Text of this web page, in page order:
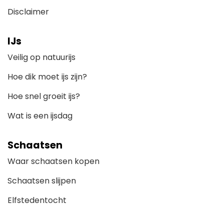
Disclaimer
IJs
Veilig op natuurijs
Hoe dik moet ijs zijn?
Hoe snel groeit ijs?
Wat is een ijsdag
Schaatsen
Waar schaatsen kopen
Schaatsen slijpen
Elfstedentocht